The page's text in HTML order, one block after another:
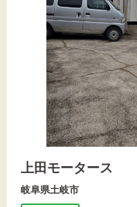
黒
上田モータース
岐阜県土岐市